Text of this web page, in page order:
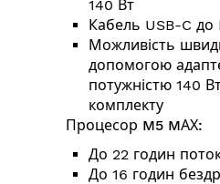
140 Вт
Кабель USB-C
Можливість
допомогою
потужністю 140
комплекту
Процесор M5 MАХ:
До 22 годин
До 16 годин